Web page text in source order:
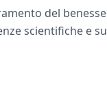
del
scientifiche e su